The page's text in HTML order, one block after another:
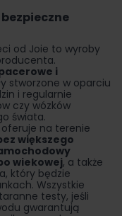
od Joie to wyroby
i
stworzone w oparciu
i regularnie
czy wózków
świata.
na terenie
większego
wiekowej, a także
który będzie
Wszystkie
testy, jeśli
gwarantują